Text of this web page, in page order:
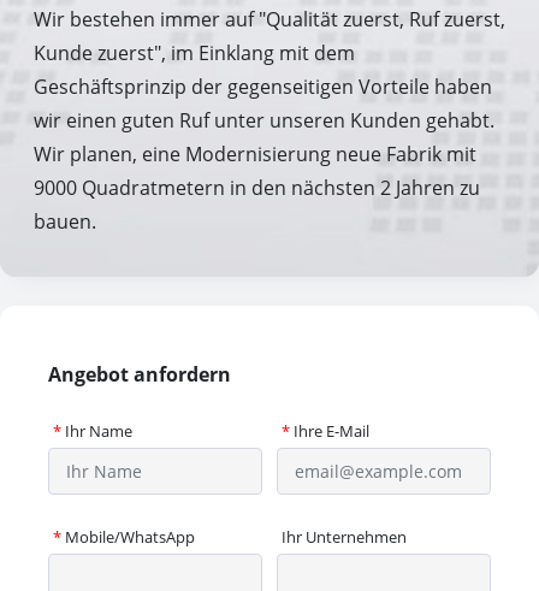
Wir bestehen immer auf "Qualität zuerst, Ruf zuerst,
Kunde zuerst", im Einklang mit dem
Geschäftsprinzip der gegenseitigen Vorteile haben
wir einen guten Ruf unter unseren Kunden gehabt.
Wir planen, eine Modernisierung neue Fabrik mit
9000 Quadratmetern in den nächsten 2 Jahren zu
bauen.
Angebot anfordern
* Ihr Name * Ihre E-Mail
* Mobile/WhatsApp Ihr Unternehmen